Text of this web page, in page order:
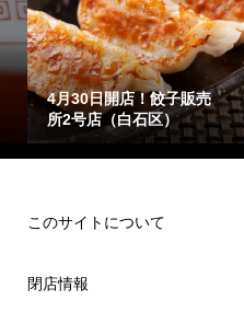
4月30日開店！餃子販売
所2号店（白石区）
このサイトについて
閉店情報